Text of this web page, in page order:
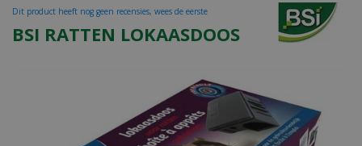
BSI RATTEN LOKAASDOOS
Dit product heeft nog geen recensies, wees de eerste